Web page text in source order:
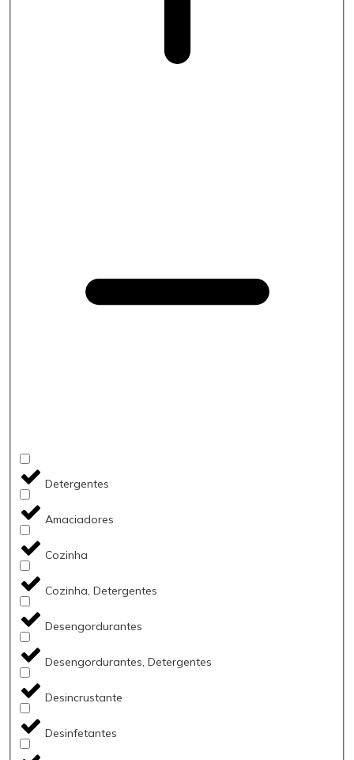
Detergentes
Amaciadores
Cozinha
Cozinha, Detergentes
Desengordurantes
Desengordurantes, Detergentes
Desincrustante
Desinfetantes